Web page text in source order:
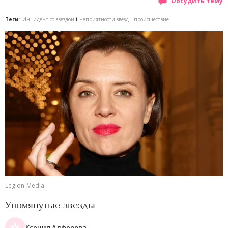
Теги: Инцидент со звездой неприятности звезд происшествие
Legion-Media
Упомянутые звезды